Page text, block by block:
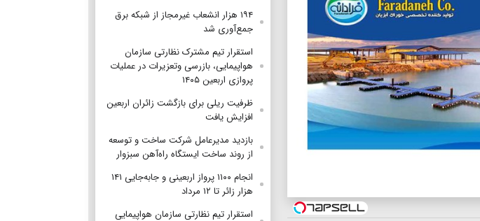
۱۹۴ هزار انشعاب غیرمجاز از شبکه برق
جمع‌آوری شد
استقرار تیم مشترک نظارتی سازمان
هواپیمایی، بازرسی وتعزیرات در عملیات
پروازی اربعین ۱۴۰۵
ظرفیت ریلی برای بازگشت زائران اربعین
افزایش یافت
بازدید مدیرعامل شرکت ساخت و توسعه
از روند ساخت ایستگاه راه‌آهن سبزوار
انجام ۱۱۰۰ پرواز اربعینی و جابه‌جایی ۱۴۱
هزار زائر تا ۱۲ مرداد
استقرار تیم‌ نظارتی سازمان هواپیمایی